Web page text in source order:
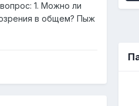
1. Можно ли
в общем? Пыж